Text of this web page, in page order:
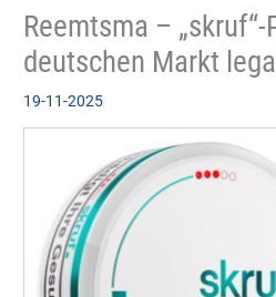
Reemtsma –
deutschen Markt
19-11-2025